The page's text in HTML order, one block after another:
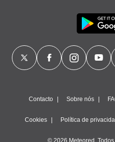
Contacto Sobre nós
Cookies Política de
© 2026 Meteored.